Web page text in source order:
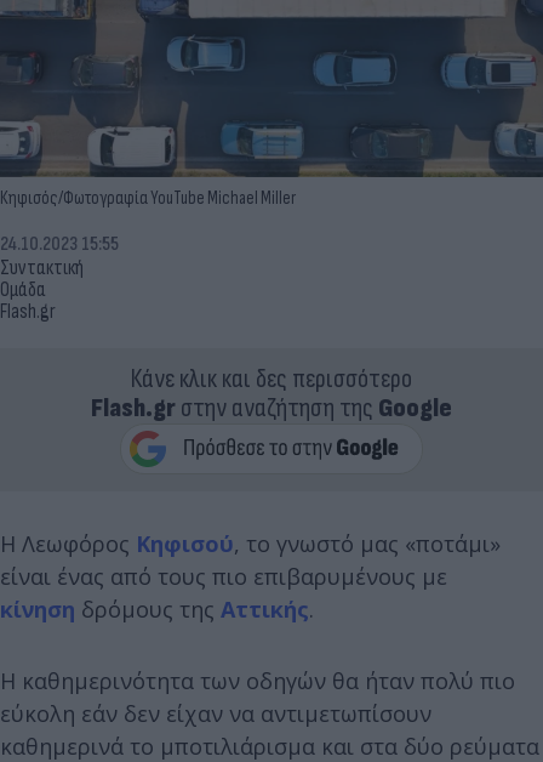
Κηφισός/Φωτογραφία YouTube Michael Miller
Συντακτική
Ομάδα
Flash.gr
24.10.2023 15:55
Κάνε κλικ και δες περισσότερο
Flash.grστην αναζήτηση της Google
Η Λεωφόρος Κηφισού, το γνωστό μας «ποτάμι»
είναι ένας από τους πιο επιβαρυμένους με
κίνηση δρόμους της Αττικής.
Η καθημερινότητα των οδηγών θα ήταν πολύ πιο
εύκολη εάν δεν είχαν να αντιμετωπίσουν
καθημερινά το μποτιλιάρισμα και στα δύο ρεύματα